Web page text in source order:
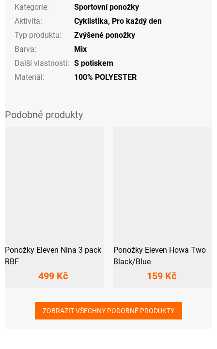
Kategorie:
Sportovní ponožky
Aktivita: Cyklistika, Pro každý den
Typ produktu:
Zvýšené ponožky
Barva:
Mix
Další vlastnosti: S potiskem
Materiál : 100% POLYESTER
Ponožky Eleven Nina 3 pack
RBF
499 Kč
Ponožky Eleven Howa Two
Black/Blue
159 Kč
ZOBRAZIT VŠECHNY PODOBNÉ PRODUKTY